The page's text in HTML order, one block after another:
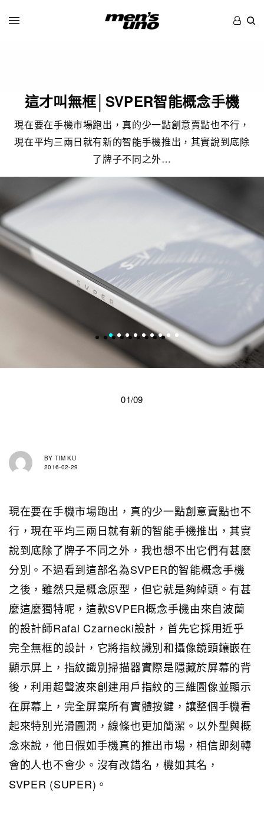
這才叫無框│SVPER智能概念手機
現在要在手機市場跑出，真的少一點創意賣點也不行，
現在平均三兩日就有新的智能手機推出，其實說到底除
了牌子不同之外…
01/09
BY TIM KU
2016-02-29
現在要在手機市場跑出，真的少一點創意賣點也不
行，現在平均三兩日就有新的智能手機推出，其實
說到底除了牌子不同之外，我也想不出它們有甚麼
分別。不過看到這部名為SVPER的智能概念手機
之後，雖然只是概念原型，但它就是夠綽頭。有甚
麼這麼獨特呢，這款SVPER概念手機由來自波蘭
的設計師Rafal Czarnecki設計，首先它採用近乎
完全無框的設計，它將指紋識別和攝像鏡頭鑲嵌在
顯示屏上，指紋識別掃描器實際是隱藏於屏幕的背
後，利用超聲波來創建用戶指紋的三維圖像並顯示
在屏幕上，完全屏棄所有實體按鍵，讓整個手機看
起來特別光滑圓潤，線條也更加簡潔。以外型與概
念來說，他日假如手機真的推出市場，相信即刻轉
會的人也不會少。沒有改錯名，機如其名，
SVPER (SUPER)。